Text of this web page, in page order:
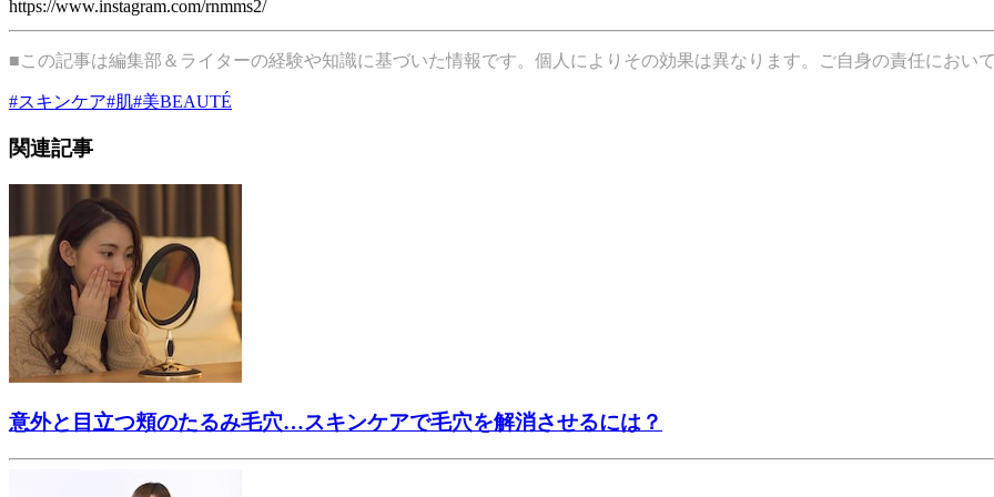
https://www.instagram.com/rnmms2/
■この記事は編集部＆ライターの経験や知識に基づいた情報です。個人によりその効果は異なります。ご自身の責任におい
#スキンケア#肌#美BEAUTÉ
関連記事
意外と目立つ頬のたるみ毛穴…スキンケアで毛穴を解消させるには？